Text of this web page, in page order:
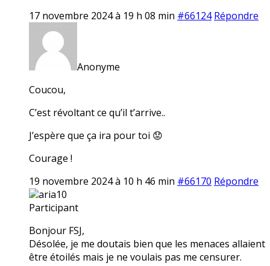
17 novembre 2024 à 19 h 08 min #66124 Répondre
Anonyme
Coucou,
C’est révoltant ce qu’il t’arrive..
J’espère que ça ira pour toi 😟
Courage !
19 novembre 2024 à 10 h 46 min #66170 Répondre
aria10
Participant
Bonjour FSJ,
Désolée, je me doutais bien que les menaces allaient
être étoilés mais je ne voulais pas me censurer.